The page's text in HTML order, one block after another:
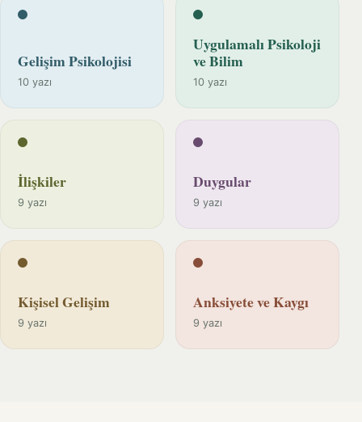
Gelişim Psikolojisi
10 yazı
Uygulamalı Psikoloji
ve Bilim
10 yazı
İlişkiler
9 yazı
Duygular
9 yazı
Kişisel Gelişim
9 yazı
Anksiyete ve Kaygı
9 yazı